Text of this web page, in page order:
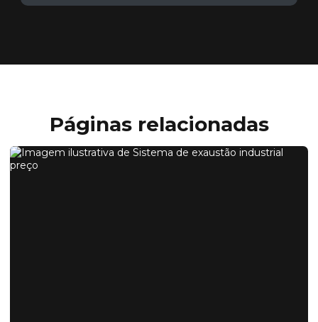
Páginas relacionadas